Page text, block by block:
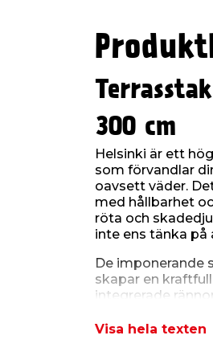
300 cm
Helsinki är ett
som förvandlar
oavsett väder.
med hållbarhet
röta och
inte ens tänka
De imponerande
skapar en
integrerade
Visa hela texten